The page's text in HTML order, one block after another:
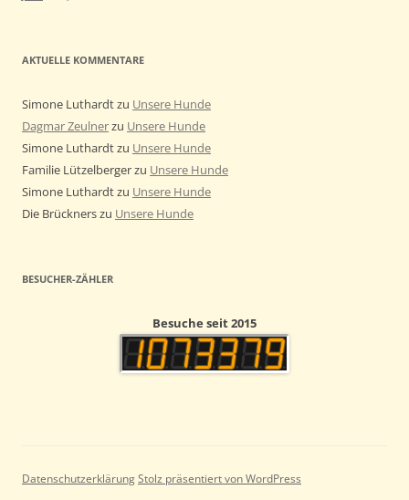
AKTUELLE KOMMENTARE
Simone Luthardtzu Unsere Hunde
Dagmar Zeulnerzu Unsere Hunde
Simone Luthardtzu Unsere Hunde
Familie Lützelbergerzu Unsere Hunde
Simone Luthardtzu Unsere Hunde
Die Brücknerszu Unsere Hunde
BESUCHER-ZÄHLER
Besuche seit 2015
DatenschutzerklärungStolz präsentiert von WordPress